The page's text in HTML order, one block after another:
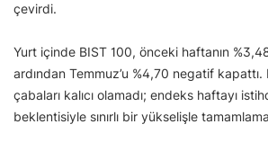
çevirdi.
Yurt içinde BIST 100, önceki haftanın
ardından Temmuz’u %4,70 negatif
çabaları kalıcı olamadı; endeks haftayı
beklentisiyle sınırlı bir yükselişle